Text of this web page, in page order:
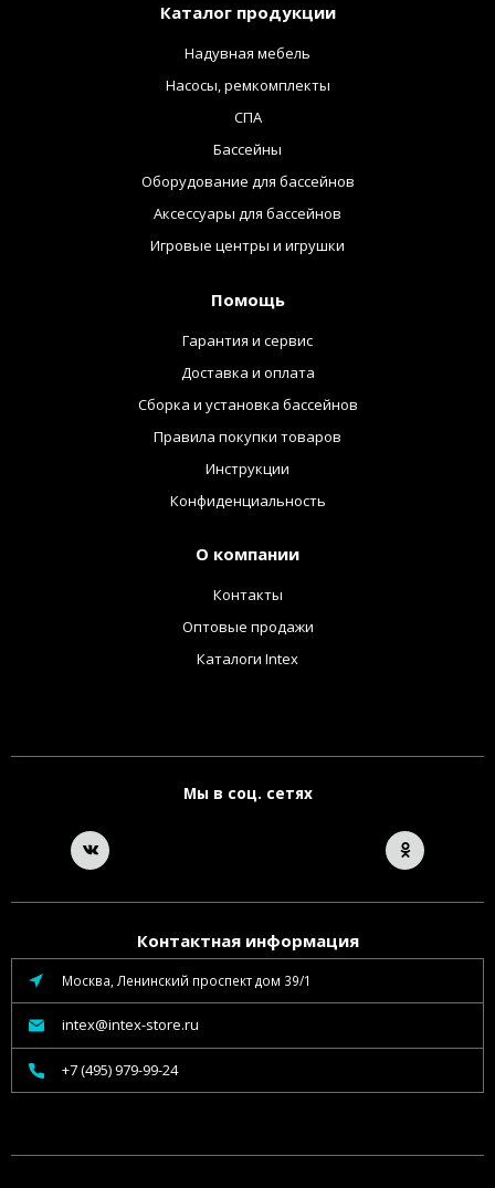
Каталог продукции
Надувная мебель
Насосы, ремкомплекты
СПА
Бассейны
Оборудование для бассейнов
Аксессуары для бассейнов
Игровые центры и игрушки
Помощь
Гарантия и сервис
Доставка и оплата
Сборка и установка бассейнов
Правила покупки товаров
Инструкции
Конфиденциальность
О компании
Контакты
Оптовые продажи
Каталоги Intex
Мы в соц. сетях
Контактная информация
Москва, Ленинский проспект дом 39/1
intex@intex-store.ru
+7 (495) 979-99-24